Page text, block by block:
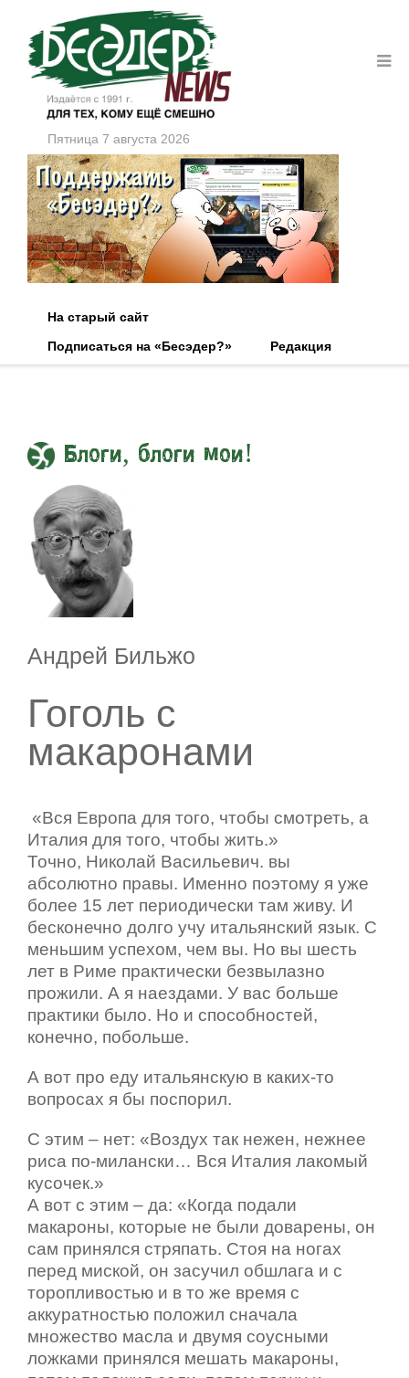
Пятница 7 августа 2026
На старый сайт
Подписаться на «Бесэдер?»
Редакция
Блоги, блоги мои!
Андрей Бильжо
Гоголь с
макаронами
«Вся Европа для того, чтобы смотреть, а
Италия для того, чтобы жить.»
Точно, Николай Васильевич. вы
абсолютно правы. Именно поэтому я уже
более 15 лет периодически там живу. И
бесконечно долго учу итальянский язык. С
меньшим успехом, чем вы. Но вы шесть
лет в Риме практически безвылазно
прожили. А я наездами. У вас больше
практики было. Но и способностей,
конечно, побольше.
А вот про еду итальянскую в каких-то
вопросах я бы поспорил.
С этим – нет: «Воздух так нежен, нежнее
риса по-милански… Вся Италия лакомый
кусочек.»
А вот с этим – да: «Когда подали
макароны, которые не были доварены, он
сам принялся стряпать. Стоя на ногах
перед миской, он засучил обшлага и с
торопливостью и в то же время с
аккуратностью положил сначала
множество масла и двумя соусными
ложками принялся мешать макароны,